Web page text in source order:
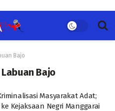
Bajo
Bajo
Masyarakat Adat;
Kejaksaan Negri Manggarai